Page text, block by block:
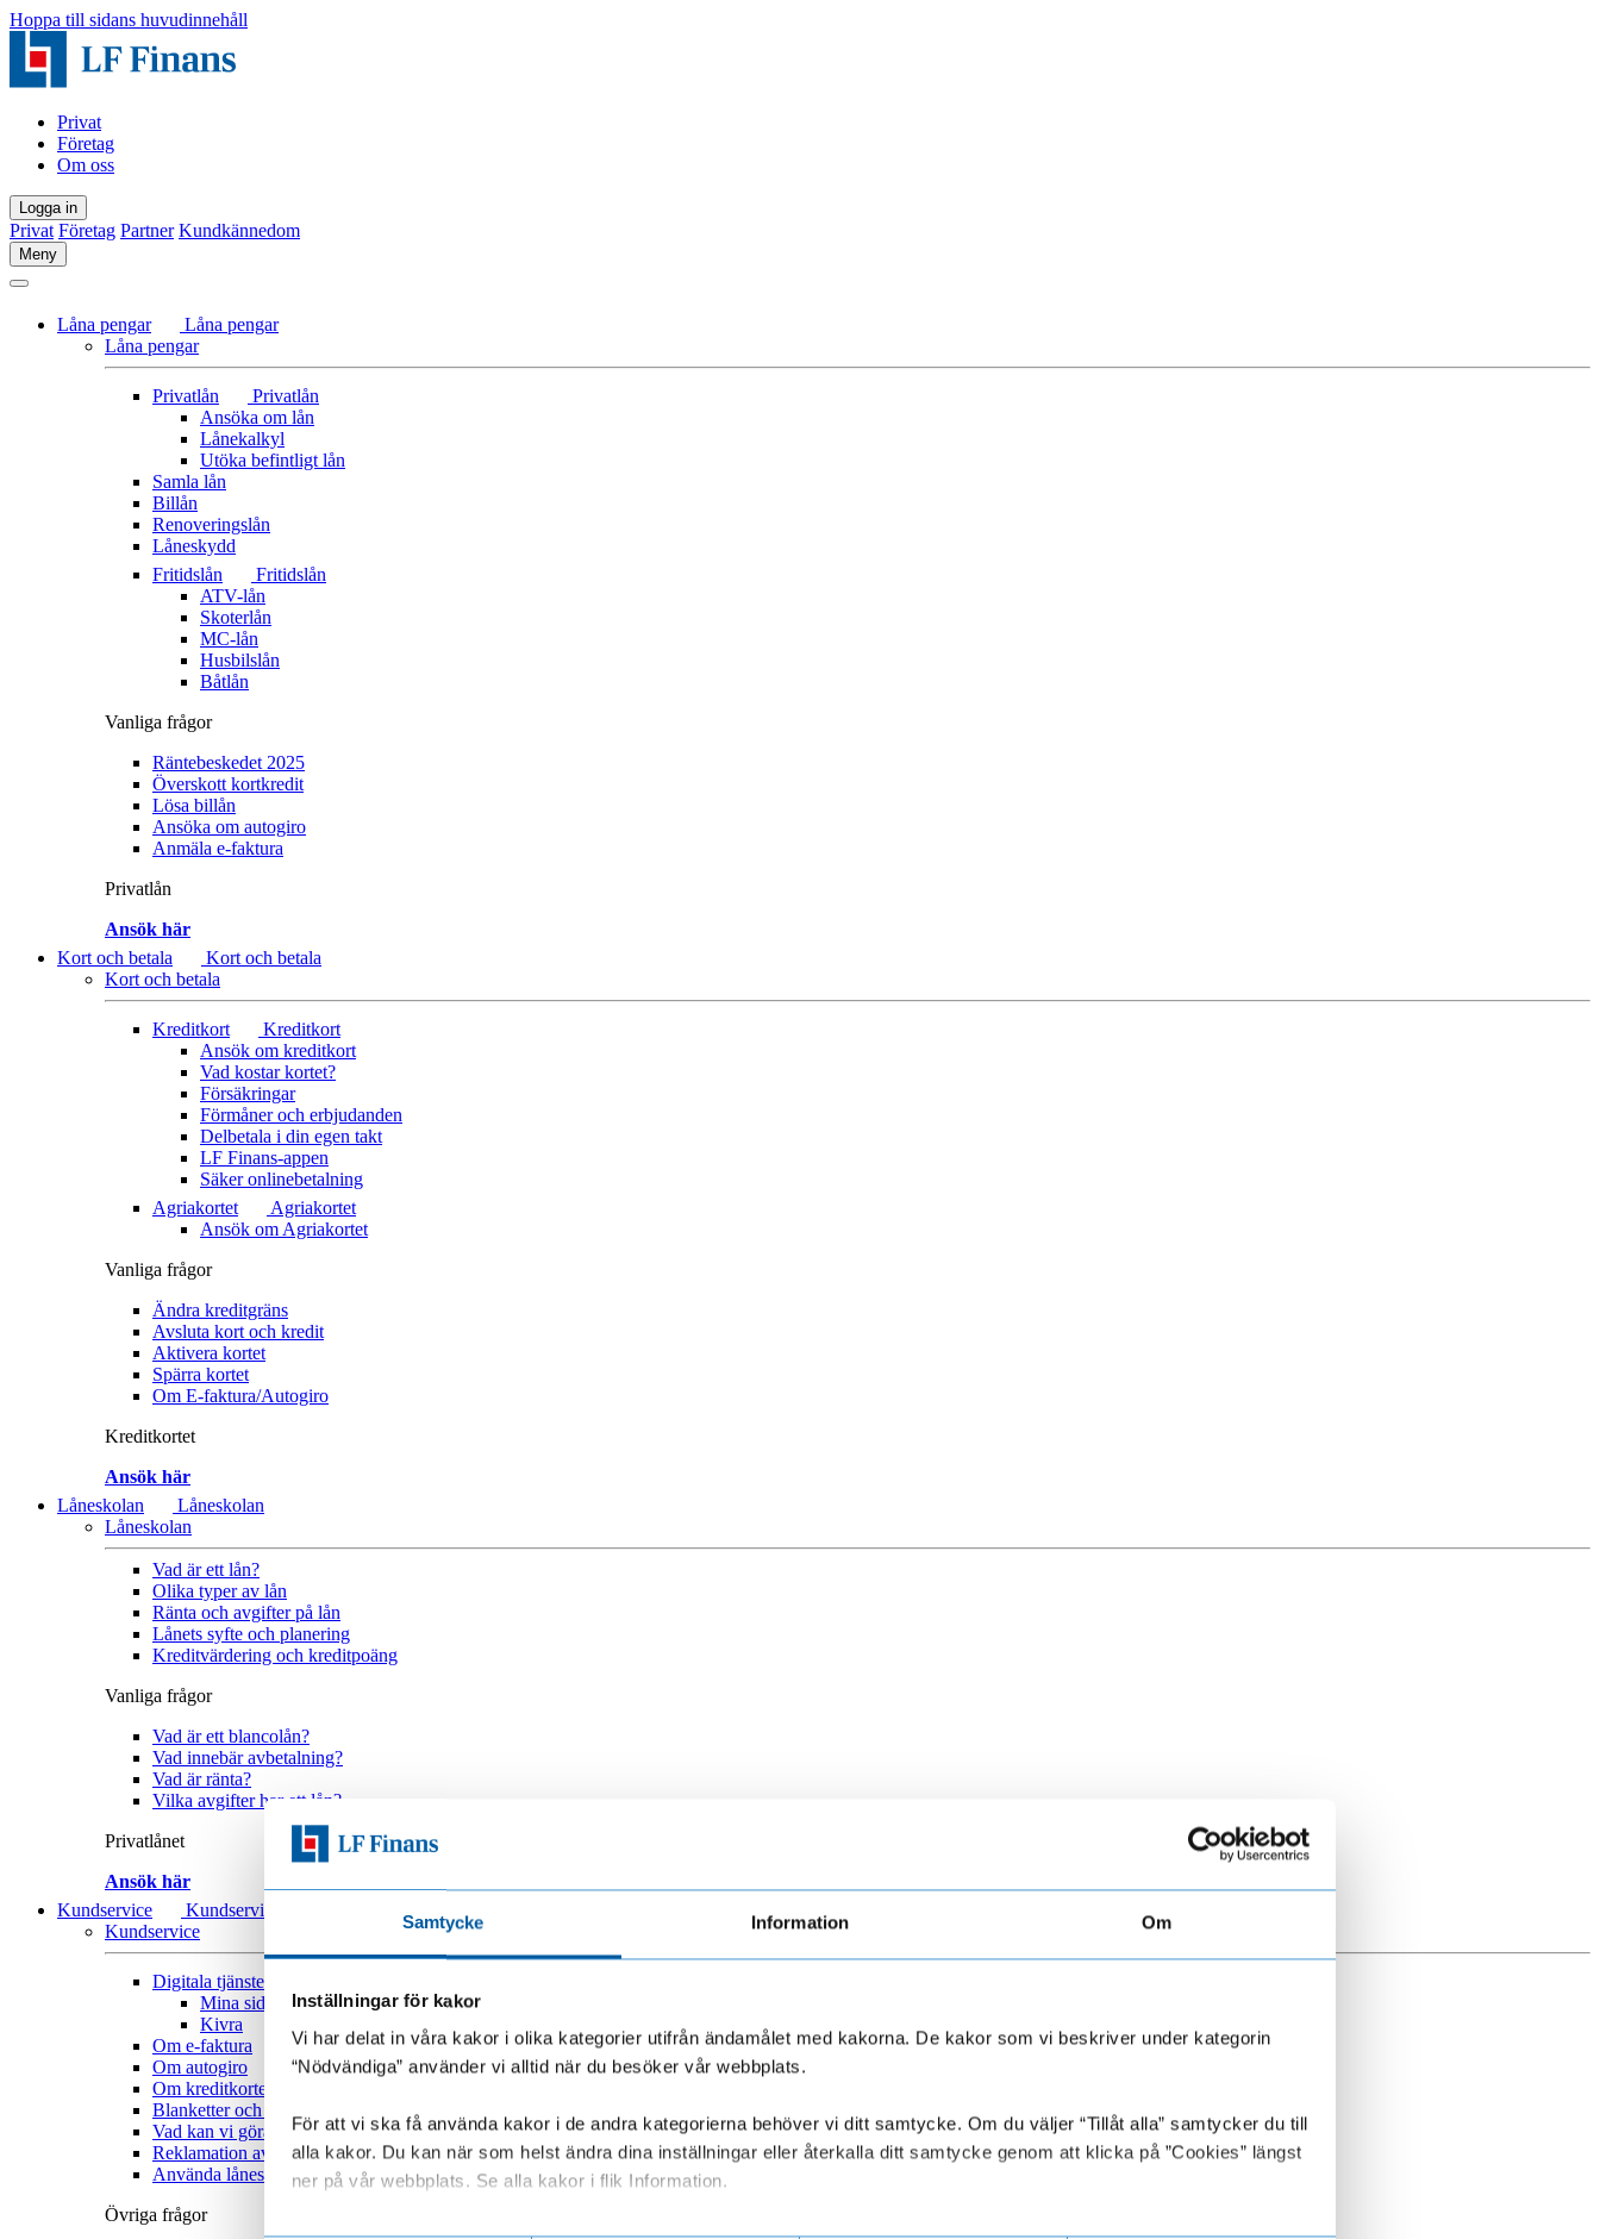
Samtycke Information Om
Inställningar för kakor
Vi har delat in våra kakor i olika kategorier utifrån ändamålet med kakorna. De kakor som vi beskriver under kategorin
“Nödvändiga” använder vi alltid när du besöker vår webbplats.
För att vi ska få använda kakor i de andra kategorierna behöver vi ditt samtycke. Om du väljer “Tillåt alla” samtycker du till
alla kakor. Du kan när som helst ändra dina inställningar eller återkalla ditt samtycke genom att klicka på ”Cookies” längst
ner på vår webbplats. Se alla kakor i flik Information.
Hoppa till sidans huvudinnehåll
Privat
Företag
Om oss
Logga in
Privat Företag Partner Kundkännedom
Meny
Låna pengar
Låna pengar
Låna pengar
Privatlån
Privatlån
Ansöka om lån
Lånekalkyl
Utöka befintligt lån
Samla lån
Billån
Renoveringslån
Låneskydd
Fritidslån
Fritidslån
ATV-lån
Skoterlån
MC-lån
Husbilslån
Båtlån
Vanliga frågor
Räntebeskedet 2025
Överskott kortkredit
Lösa billån
Ansöka om autogiro
Anmäla e-faktura
Privatlån
Ansök här
Kort och betala
Kort och betala
Kort och betala
Kreditkort
Kreditkort
Ansök om kreditkort
Vad kostar kortet?
Försäkringar
Förmåner och erbjudanden
Delbetala i din egen takt
LF Finans-appen
Säker onlinebetalning
Agriakortet
Agriakortet
Ansök om Agriakortet
Vanliga frågor
Ändra kreditgräns
Avsluta kort och kredit
Aktivera kortet
Spärra kortet
Om E-faktura/Autogiro
Kreditkortet
Ansök här
Låneskolan
Låneskolan
Låneskolan
Vad är ett lån?
Olika typer av lån
Ränta och avgifter på lån
Lånets syfte och planering
Kreditvärdering och kreditpoäng
Vanliga frågor
Vad är ett blancolån?
Vad innebär avbetalning?
Vad är ränta?
Vilka avgifter har ett lån?
Privatlånet
Ansök här
Kundservice
Kundservice
Kundservice
Digitala tjänster
Mina sidor
Kivra
Om e-faktura
Om autogiro
Om kreditkortet
Blanketter och formulär
Vad kan vi göra bättre
Reklamation avbetalningsköp
Använda låneskyddet
Övriga frågor